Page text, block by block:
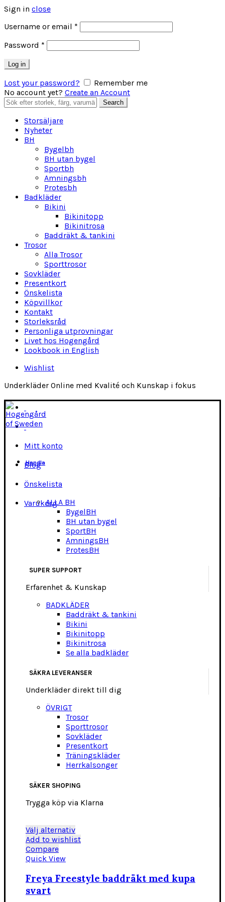
Sign in close
Username or email *
Password *
Log in
Lost your password?
Remember me
No account yet? Create an Account
Search
for:
Search
Storsäljare
Nyheter
BH
Bygelbh
BH utan bygel
Sportbh
Amningsbh
Protesbh
Badkläder
Bikini
Bikinitopp
Bikinitrosa
Baddräkt & tankini
Trosor
Alla Trosor
Sporttrosor
Sovkläder
Presentkort
Önskelista
Köpvillkor
Kontakt
Storleksråd
Personliga utprovningar
Livet hos Hogengård
Lookbook in English
Wishlist
Underkläder Online med Kvalité och Kunskap i fokus
Mitt konto
Blog
Önskelista
Varukorg
Handla
ALLA BH
BygelBH
BH utan bygel
SportBH
AmningsBH
ProtesBH
SUPER SUPPORT
Erfarenhet & Kunskap
BADKLÄDER
Baddräkt & tankini
Bikini
Bikinitopp
Bikinitrosa
Se alla badkläder
SÄKRA LEVERANSER
Underkläder direkt till dig
ÖVRIGT
Trosor
Sporttrosor
Sovkläder
Presentkort
Träningskläder
Herrkalsonger
SÄKER SHOPING
Trygga köp via Klarna
Välj alternativDen
här
varianter.
Add to wishlist
Compare
Quick View
Freya Freestyle baddräkt med kupa
svart